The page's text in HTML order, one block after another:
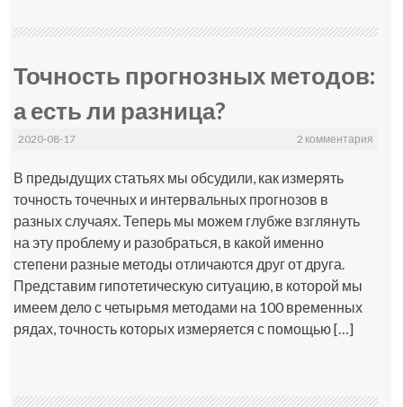
Точность прогнозных методов:
а есть ли разница?
2020-08-17 2 комментария
В предыдущих статьях мы обсудили, как измерять
точность точечных и интервальных прогнозов в
разных случаях. Теперь мы можем глубже взглянуть
на эту проблему и разобраться, в какой именно
степени разные методы отличаются друг от друга.
Представим гипотетическую ситуацию, в которой мы
имеем дело с четырьмя методами на 100 временных
рядах, точность которых измеряется с помощью […]